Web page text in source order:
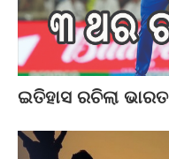
ଇତିହାସ ରଚିଲା ଭାରତ